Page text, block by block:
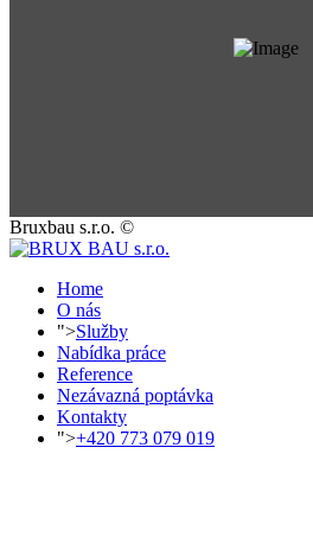
Bruxbau s.r.o. ©
Home
O nás
">Služby
Nabídka práce
Reference
Nezávazná poptávka
Kontakty
">+420 773 079 019